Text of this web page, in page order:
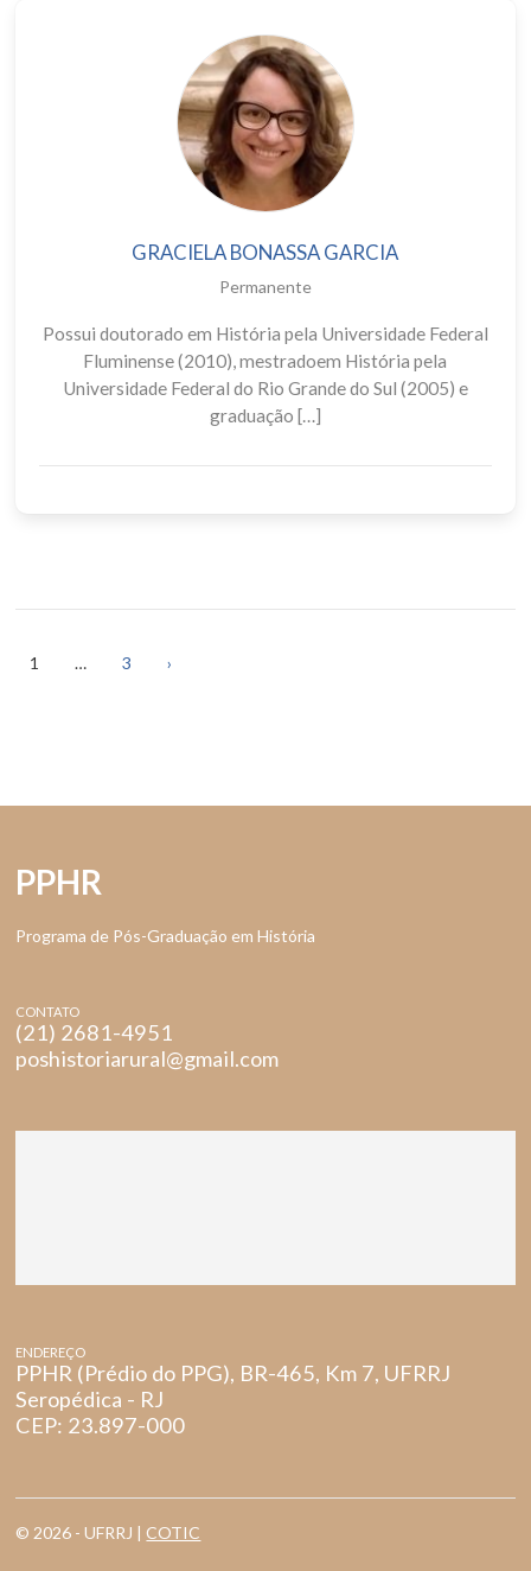
GRACIELA BONASSA GARCIA
Permanente
Possui doutorado em História pela Universidade Federal
Fluminense (2010), mestradoem História pela
Universidade Federal do Rio Grande do Sul (2005) e
graduação […]
de
1 … 3 ›
PPHR
Programa de Pós-Graduação em História
CONTATO
(21) 2681-4951
poshistoriarural@gmail.com
ENDEREÇO
PPHR (Prédio do PPG), BR-465, Km 7, UFRRJ
Seropédica - RJ
CEP: 23.897-000
© 2026 - UFRRJ |COTIC